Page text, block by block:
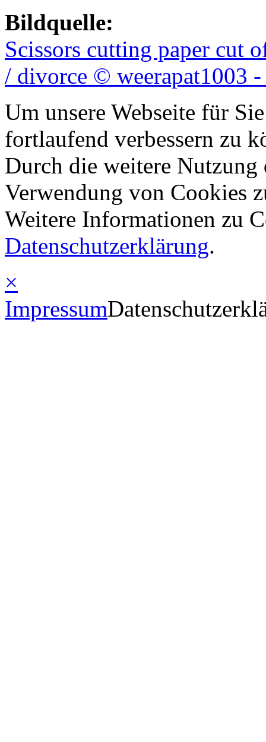
Bildquelle:
Scissors cutting paper cut
/ divorce © weerapat1003
Um unsere Webseite für
fortlaufend verbessern zu
Durch die weitere Nutzung
Verwendung von Cookies
Weitere Informationen zu
Datenschutzerklärung.
×
Impressum